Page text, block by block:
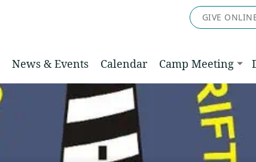
GIVE
News & Events Calendar Camp Meeting